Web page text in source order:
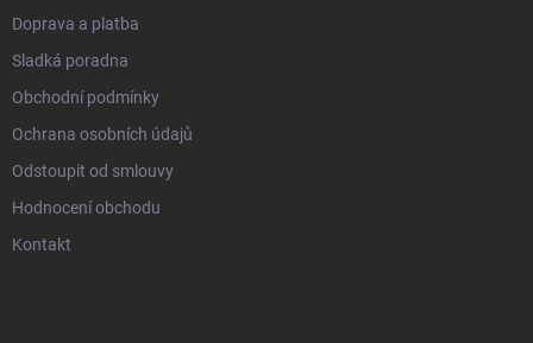
Doprava a platba
Sladká poradna
Obchodní podmínky
Ochrana osobních údajů
Odstoupit od smlouvy
Hodnocení obchodu
Kontakt